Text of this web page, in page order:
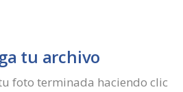
tu archivo
foto terminada haciendo clic